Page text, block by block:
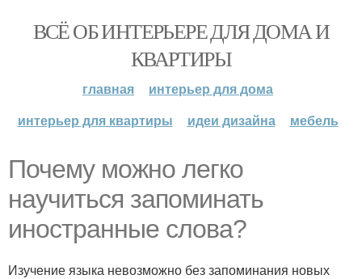
ВСЁ ОБ ИНТЕРЬЕРЕ ДЛЯ ДОМА И
КВАРТИРЫ
главная
интерьер для дома
интерьер для квартиры
идеи дизайна мебель
Почему можно легко
научиться запоминать
иностранные слова?
Изучение языка невозможно без запоминания новых